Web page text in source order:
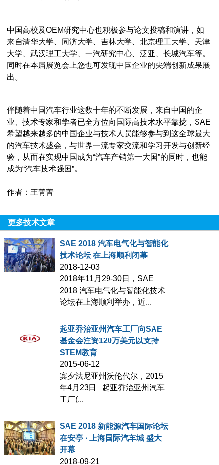
中国高校及OEM研究中心也积极参与论文投稿和演讲，如
来自清华大学、同济大学、吉林大学、北京理工大学、天津
大学、武汉理工大学、一汽研究中心、泛亚、长城汽车等。
同时在本届展览会上您也可发现中国企业的尖端创新成果展
出。
伴随着中国汽车行业这数十年的不断发展，来自中国的企
业、技术专家和学者已全方位向国际高技术水平靠拢，SAE
希望越来越多的中国企业与技术人员能够参与到这全球最大
的汽车技术盛会，与世界一流专家交流和学习开发与创新经
验，从而在实现中国成为“汽车产销第一大国”的同时，也能
成为“汽车技术强国”。
作者：王菁菁
更多技术文章
SAE 2018 汽车电气化与智能化
技术论坛 在上海顺利闭幕
2018-12-03
2018年11月29-30日，SAE
2018 汽车电气化与智能化技术
论坛在上海顺利举办，近...
起亚乔治亚州汽车工厂向SAE
基金会注资120万美元以支持
STEM教育
2015-06-12
宾夕法尼亚州沃伦代尔，2015
年4月23日 起亚乔治亚州汽车
工厂(...
SAE 2018 新能源汽车国际论坛
在安亭 · 上海国际汽车城 盛大
开幕
2018-09-21